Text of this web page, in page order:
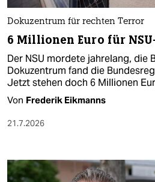
Dokuzentrum für rechten Terror
6 Millionen Euro für
Der NSU mordete jahrelang, die
Dokuzentrum fand die
Jetzt stehen doch 6 Millionen
Von Frederik Eikmanns
21.7.2026